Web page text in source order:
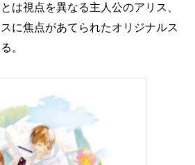
は視点を異なる主人公のアリス、
に焦点があてられたオリジナルス
。